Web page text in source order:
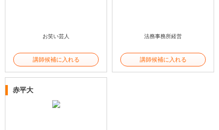
お笑い芸人
講師候補に入れる
法務事務所経営
講師候補に入れる
赤平大